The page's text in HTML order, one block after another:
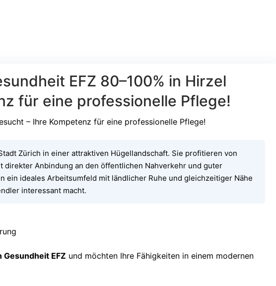
EFZ 80–100% in Hirzel
für eine professionelle Pflege!
– Ihre Kompetenz für eine professionelle Pflege!
Zürich in einer attraktiven Hügellandschaft. Sie profitieren von
Anbindung an den öffentlichen Nahverkehr und guter
ein ideales Arbeitsumfeld mit ländlicher Ruhe und gleichzeitiger Nähe
interessant macht.
Gesundheit EFZ und möchten Ihre Fähigkeiten in einem modernen